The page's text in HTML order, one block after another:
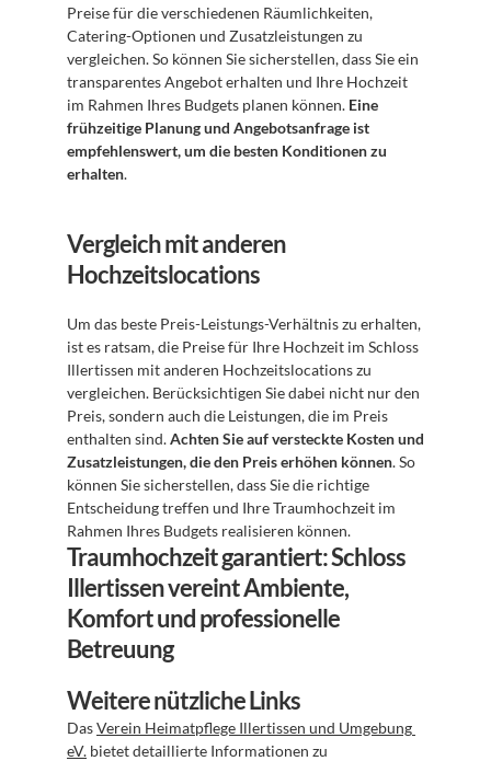
Preise für die verschiedenen Räumlichkeiten,
Catering-Optionen und Zusatzleistungen zu
vergleichen. So können Sie sicherstellen, dass Sie ein
transparentes Angebot erhalten und Ihre Hochzeit
im Rahmen Ihres Budgets planen können. Eine
frühzeitige Planung und Angebotsanfrage ist
empfehlenswert, um die besten Konditionen zu
erhalten.
Vergleich mit anderen
Hochzeitslocations
Um das beste Preis-Leistungs-Verhältnis zu erhalten,
ist es ratsam, die Preise für Ihre Hochzeit im Schloss
Illertissen mit anderen Hochzeitslocations zu
vergleichen. Berücksichtigen Sie dabei nicht nur den
Preis, sondern auch die Leistungen, die im Preis
enthalten sind. Achten Sie auf versteckte Kosten und
Zusatzleistungen, die den Preis erhöhen können. So
können Sie sicherstellen, dass Sie die richtige
Entscheidung treffen und Ihre Traumhochzeit im
Rahmen Ihres Budgets realisieren können.
Traumhochzeit garantiert: Schloss
Illertissen vereint Ambiente,
Komfort und professionelle
Betreuung
Weitere nützliche Links
Das Verein Heimatpflege Illertissen und Umgebung
eV. bietet detaillierte Informationen zu